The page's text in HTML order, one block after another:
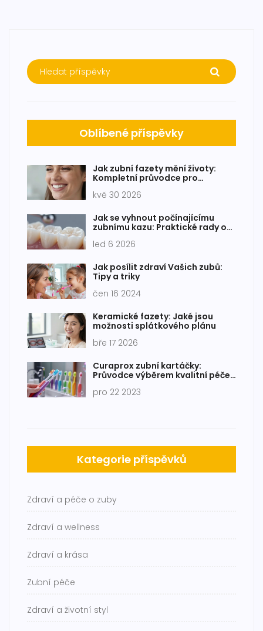
Oblíbené příspěvky
Jak zubní fazety mění životy:
Kompletní průvodce pro
kvě 30 2026
Jak se vyhnout počínajícímu
zubnímu kazu: Praktické rady od
led 6 2026
Jak posílit zdraví Vašich zubů:
Tipy a triky
čen 16 2024
Keramické fazety: Jaké jsou
možnosti splátkového plánu
bře 17 2026
Curaprox zubní kartáčky:
Průvodce výběrem kvalitní péče
pro 22 2023
Kategorie příspěvků
Zdraví a péče o zuby
Zdraví a wellness
Zdraví a krása
Zubní péče
Zdraví a životní styl